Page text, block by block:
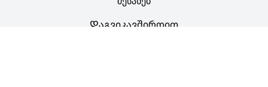
Დაგვიკავშირდით